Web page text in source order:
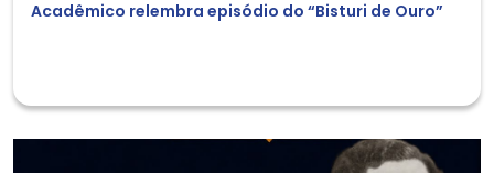
Acadêmico relembra episódio do “Bisturi de Ouro”